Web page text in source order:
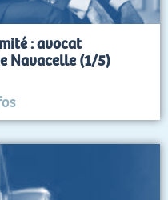
: avocat
Navacelle (1/5)